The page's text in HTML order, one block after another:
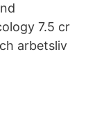
7.5 cr
arbetsliv